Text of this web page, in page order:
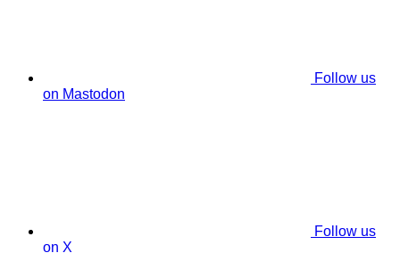
Follow us
on Mastodon
Follow us
on X